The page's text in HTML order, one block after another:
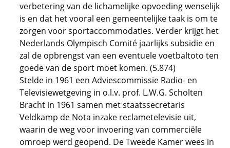
verbetering van de lichamelijke opvoeding wenselijk
is en dat het vooral een gemeentelijke taak is om te
zorgen voor sportaccommodaties. Verder krijgt het
Nederlands Olympisch Comité jaarlijks subsidie en
zal de opbrengst van een eventuele voetbaltoto ten
goede van de sport moet komen. (5.874)
Stelde in 1961 een Adviescommissie Radio- en
Televisiewetgeving in o.l.v. prof. L.W.G. Scholten
Bracht in 1961 samen met staatssecretaris
Veldkamp de Nota inzake reclametelevisie uit,
waarin de weg voor invoering van commerciële
omroep werd geopend. De Tweede Kamer wees in